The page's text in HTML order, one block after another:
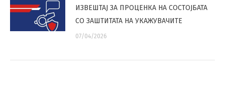
ИЗВЕШТАЈ ЗА ПРОЦЕНКА НА СОСТОЈБАТА
СО ЗАШТИТАТА НА УКАЖУВАЧИТЕ
07/04/2026